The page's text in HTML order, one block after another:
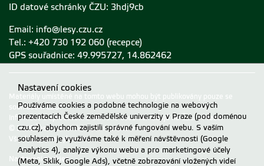
ID datové schránky ČZU: 3hdj9cb
Email: info@lesy.czu.cz
Tel.: +420 730 192 060 (recepce)
GPS souřadnice: 49.995727, 14.862462
Materiály umístěné na tomto webu mohou být publikovány pouze se
souhlasem ČZU.
Informace o zpracování a ochraně osobních údajů na ČZU v Praze.
© 2026 Česká zemědělská univerzita v Praze
Všechna práva vyhrazena
Nastavení cookies
Nastavení cookies
Používáme cookies a podobné technologie na webových
prezentacích České zemědělské univerzity v Praze (pod doménou
czu.cz), abychom zajistili správné fungování webu. S vaším
souhlasem je využíváme také k měření návštěvnosti (Google
Analytics 4), analýze výkonu webu a pro marketingové účely
(Meta, Sklik, Google Ads), včetně zobrazování vložených videí